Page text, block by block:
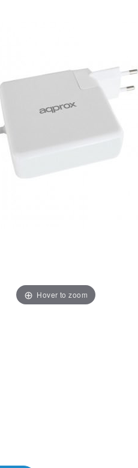
Hover to zoom